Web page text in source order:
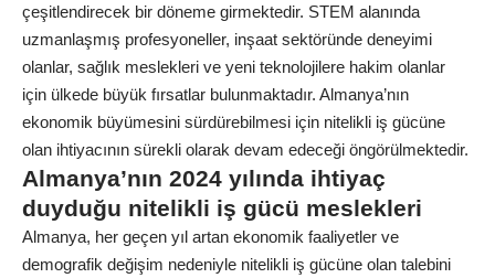
çeşitlendirecek bir döneme girmektedir. STEM alanında
uzmanlaşmış profesyoneller, inşaat sektöründe deneyimi
olanlar, sağlık meslekleri ve yeni teknolojilere hakim olanlar
için ülkede büyük fırsatlar bulunmaktadır. Almanya’nın
ekonomik büyümesini sürdürebilmesi için nitelikli iş gücüne
olan ihtiyacının sürekli olarak devam edeceği öngörülmektedir.
Almanya’nın 2024 yılında ihtiyaç
duyduğu nitelikli iş gücü meslekleri
Almanya, her geçen yıl artan ekonomik faaliyetler ve
demografik değişim nedeniyle nitelikli iş gücüne olan talebini